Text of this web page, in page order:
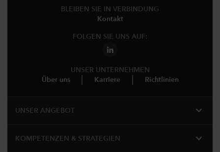
BLEIBEN SIE IN VERBINDUNG
Kontakt
FOLGEN SIE UNS AUF:
UNSER UNTERNEHMEN
Über uns
Karriere Richtlinien
UNSER ANGEBOT expand_more
KOMPETENZEN & STRATEGIEN expand_more